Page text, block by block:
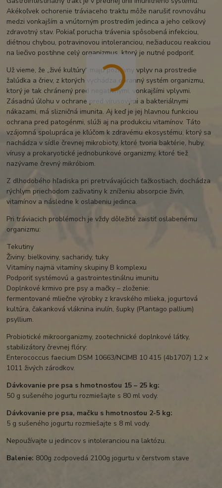
Akékoľvek ochorenie tráviaceho traktu môže narušiť rovnováhu
medzi vonkajším a vnútorným prostredím jedinca a jeho celkový
zdravotný stav. Pokiaľ porucha trávenia spôsobená infekciou,
diétnou chybou, potravinovou intoleranciou, nežiaducou reakciou
na liečivo postihne celý organizmus, ktorý je nutné podporiť.
Už vieme, že „živé kultúry“ majú pozitívny vplyv na prostredie
žalúdka a čriev, z ktorých vychádza obranný systém organizmu,
ktorý je tak chránený pred negatívnymi, vonkajšími vplyvmi.
Zásadnú úlohu v ochrane pred vírusovými a bakteriálnymi
nákazami, má slizničná imunita. Aj keď je jej hlavnou funkciou
ochrana pred patogénmi, slúži aj na produkciu vitamínov. Táto
vzájomná spolupráca je kľúčom k zdravému ekosystému, ktorý sa
nachádza v sídle črevnej mikrobioty, ktoré tvoria baktérie, huby,
vírusy a prokaryotické jednobunkové organizmy, ktoré tiež
nazývame črevný mikróbiom.
Z dlhodobého hľadiska pri pretrvávajúcich ťažkostiach, dochádza
rýchlym priechodom zaživatiny k zníženiu absorpcie živín,
vitamínov a následne k oslabeniu jedinca.
Pri tráviacich problémoch je vždy dôležité zaistiť oslabenému
organizmu:
Tekutiny
Živiny: bielkoviny, sacharidy, tuky
Vitamíny najmä vitamíny skupiny B komplexu
Podporiť systémovú a gastrointestinálnu imunitu
Doplnkové krmivo pre psy a mačky – zloženie:
fermentované mliečne výrobky z kravského mlieka, jogurtová
kultúra, čakanková vláknina inulín, šupky (Plantago pallium)
psyllium.
Probiotické mikroorganizmy, zootechnické doplnkové látky,
stabilizátory črevnej flóry:
Enterococcus faecium DSM 10663/NCIMB 10 415 (4b1707) 1,2 x
1011 živých zárodkov.
Dávkovanie pre psa s hmotnosťou 15 – 25 kg:
50 g sušeného jogurtu rozmiešajte s 80 ml vody.
Dávkovanie pre psa, mačku s hmotnosťou 2-5 kg:
5 g sušeného jogurtu rozmiešajte s 8 ml vody.
Nepoužívajte u jedincov s intoleranciou na laktózu.
Balenie: 800g zodpovedá 2100g jogurtu v čerstvom stave